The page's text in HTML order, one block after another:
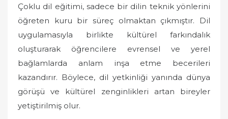
Çoklu dil eğitimi, sadece bir dilin teknik yönlerini
öğreten kuru bir süreç olmaktan çıkmıştır. Dil
uygulamasıyla birlikte kültürel farkındalık
oluşturarak öğrencilere evrensel ve yerel
bağlamlarda anlam inşa etme becerileri
kazandırır. Böylece, dil yetkinliği yanında dünya
görüşü ve kültürel zenginlikleri artan bireyler
yetiştirilmiş olur.